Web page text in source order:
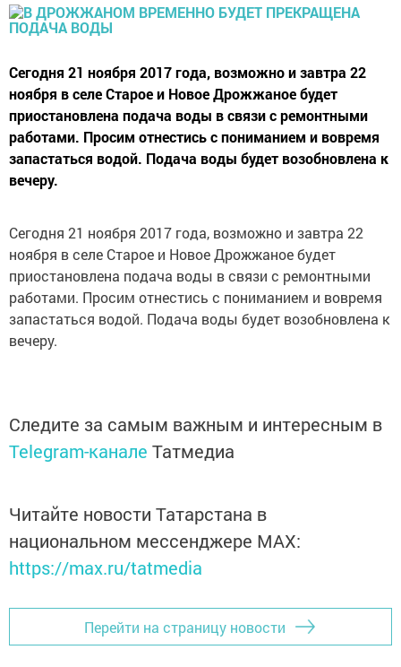
Сегодня 21 ноября 2017 года, возможно и завтра 22
ноября в селе Старое и Новое Дрожжаное будет
приостановлена подача воды в связи с ремонтными
работами. Просим отнестись с пониманием и вовремя
запастаться водой. Подача воды будет возобновлена к
вечеру.
Сегодня 21 ноября 2017 года, возможно и завтра 22
ноября в селе Старое и Новое Дрожжаное будет
приостановлена подача воды в связи с ремонтными
работами. Просим отнестись с пониманием и вовремя
запастаться водой. Подача воды будет возобновлена к
вечеру.
Следите за самым важным и интересным в
Telegram-канале Татмедиа
Читайте новости Татарстана в
национальном мессенджере MАХ:
https://max.ru/tatmedia
Перейти на страницу новости